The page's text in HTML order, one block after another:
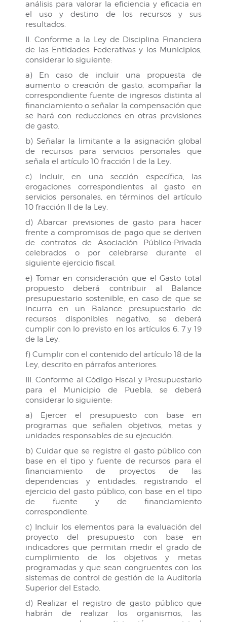
análisis para valorar la eficiencia y eficacia en
el uso y destino de los recursos y sus
resultados.
II. Conforme a la Ley de Disciplina Financiera
de las Entidades Federativas y los Municipios,
considerar lo siguiente:
a) En caso de incluir una propuesta de
aumento o creación de gasto, acompañar la
correspondiente fuente de ingresos distinta al
financiamiento o señalar la compensación que
se hará con reducciones en otras previsiones
de gasto.
b) Señalar la limitante a la asignación global
de recursos para servicios personales que
señala el artículo 10 fracción I de la Ley.
c) Incluir, en una sección específica, las
erogaciones correspondientes al gasto en
servicios personales, en términos del artículo
10 fracción II de la Ley.
d) Abarcar previsiones de gasto para hacer
frente a compromisos de pago que se deriven
de contratos de Asociación Público-Privada
celebrados o por celebrarse durante el
siguiente ejercicio fiscal.
e) Tomar en consideración que el Gasto total
propuesto deberá contribuir al Balance
presupuestario sostenible, en caso de que se
incurra en un Balance presupuestario de
recursos disponibles negativo, se deberá
cumplir con lo previsto en los artículos 6, 7 y 19
de la Ley.
f) Cumplir con el contenido del artículo 18 de la
Ley, descrito en párrafos anteriores.
III. Conforme al Código Fiscal y Presupuestario
para el Municipio de Puebla, se deberá
considerar lo siguiente:
a) Ejercer el presupuesto con base en
programas que señalen objetivos, metas y
unidades responsables de su ejecución.
b) Cuidar que se registre el gasto público con
base en el tipo y fuente de recursos para el
financiamiento de proyectos de las
dependencias y entidades, registrando el
ejercicio del gasto público, con base en el tipo
de fuente y de financiamiento
correspondiente.
c) Incluir los elementos para la evaluación del
proyecto del presupuesto con base en
indicadores que permitan medir el grado de
cumplimiento de los objetivos y metas
programadas y que sean congruentes con los
sistemas de control de gestión de la Auditoría
Superior del Estado.
d) Realizar el registro de gasto público que
habrán de realizar los organismos, las